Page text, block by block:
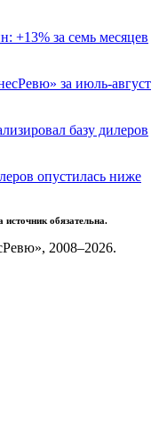
+13% за семь месяцев
за июль-август
базу дилеров
опустилась ниже
обязательна.
2008–2026.